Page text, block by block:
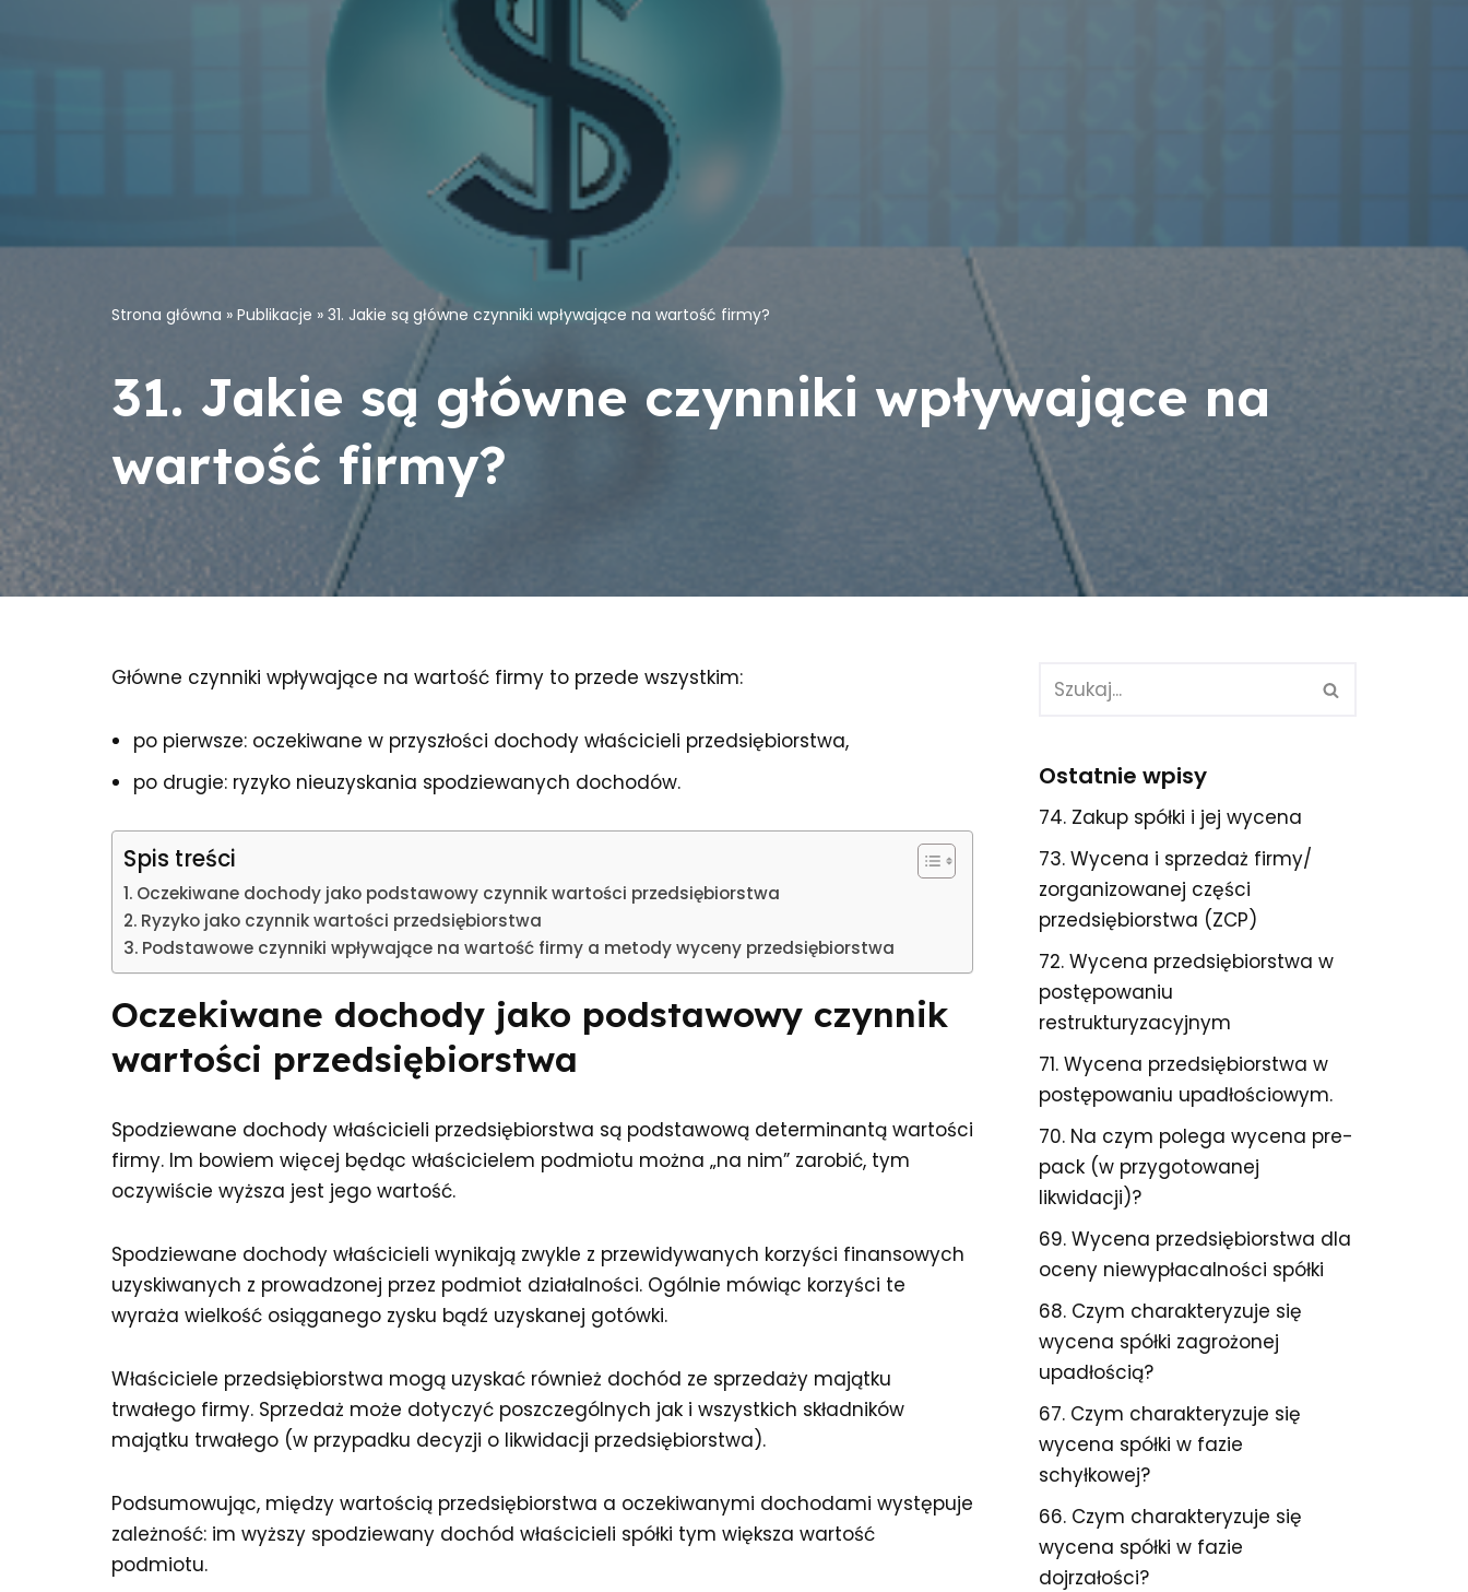
Strona główna » Publikacje » 31. Jakie są główne czynniki wpływające na wartość firmy?
31. Jakie są główne czynniki wpływające na
wartość firmy?
Główne czynniki wpływające na wartość firmy to przede wszystkim:
po pierwsze: oczekiwane w przyszłości dochody właścicieli przedsiębiorstwa,
po drugie: ryzyko nieuzyskania spodziewanych dochodów.
Spis treści
Oczekiwane dochody jako podstawowy czynnik wartości przedsiębiorstwa
Ryzyko jako czynnik wartości przedsiębiorstwa
Podstawowe czynniki wpływające na wartość firmy a metody wyceny przedsiębiorstwa
Oczekiwane dochody jako podstawowy czynnik
wartości przedsiębiorstwa
Spodziewane dochody właścicieli przedsiębiorstwa są podstawową determinantą wartości
firmy. Im bowiem więcej będąc właścicielem podmiotu można „na nim” zarobić, tym
oczywiście wyższa jest jego wartość.
Spodziewane dochody właścicieli wynikają zwykle z przewidywanych korzyści finansowych
uzyskiwanych z prowadzonej przez podmiot działalności. Ogólnie mówiąc korzyści te
wyraża wielkość osiąganego zysku bądź uzyskanej gotówki.
Właściciele przedsiębiorstwa mogą uzyskać również dochód ze sprzedaży majątku
trwałego firmy. Sprzedaż może dotyczyć poszczególnych jak i wszystkich składników
majątku trwałego (w przypadku decyzji o likwidacji przedsiębiorstwa).
Podsumowując, między wartością przedsiębiorstwa a oczekiwanymi dochodami występuje
zależność: im wyższy spodziewany dochód właścicieli spółki tym większa wartość
podmiotu.
Ostatnie wpisy
74. Zakup spółki i jej wycena
73. Wycena i sprzedaż firmy/
zorganizowanej części
przedsiębiorstwa (ZCP)
72. Wycena przedsiębiorstwa w
postępowaniu
restrukturyzacyjnym
71. Wycena przedsiębiorstwa w
postępowaniu upadłościowym.
70. Na czym polega wycena pre-
pack (w przygotowanej
likwidacji)?
69. Wycena przedsiębiorstwa dla
oceny niewypłacalności spółki
68. Czym charakteryzuje się
wycena spółki zagrożonej
upadłością?
67. Czym charakteryzuje się
wycena spółki w fazie
schyłkowej?
66. Czym charakteryzuje się
wycena spółki w fazie
dojrzałości?